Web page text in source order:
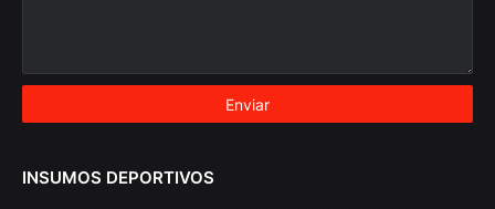
INSUMOS DEPORTIVOS